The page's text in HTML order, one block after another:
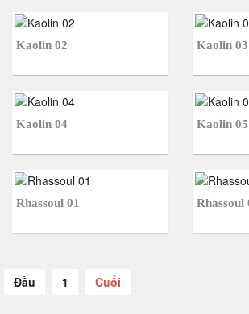
Kaolin 02 Kaolin 03
Kaolin 04 Kaolin 05
Rhassoul 01 Rhassoul
Đầu 1 Cuối